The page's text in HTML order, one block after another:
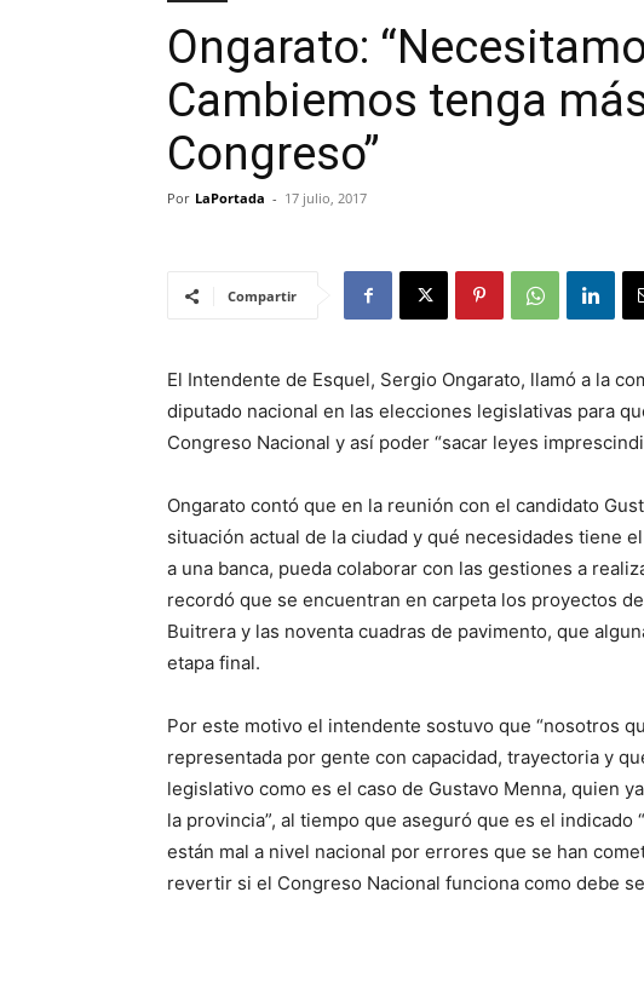
Ongarato:
Cambiemos tenga
Congreso”
Por LaPortada - 17 julio, 2017
Compartir
El Intendente de Esquel, Sergio Ongarato, llamó a la
diputado nacional en las elecciones legislativas para
Congreso Nacional y así poder “sacar leyes
Ongarato contó que en la reunión con el candidato
situación actual de la ciudad y qué necesidades tiene
a una banca, pueda colaborar con las gestiones a
recordó que se encuentran en carpeta los proyectos
Buitrera y las noventa cuadras de pavimento, que
etapa final.
Por este motivo el intendente sostuvo que “nosotros
representada por gente con capacidad, trayectoria y
legislativo como es el caso de Gustavo Menna, quien
la provincia”, al tiempo que aseguró que es el indicado
están mal a nivel nacional por errores que se han
revertir si el Congreso Nacional funciona como debe